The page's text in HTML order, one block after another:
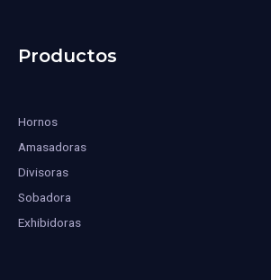
Productos
Hornos
Amasadoras
Divisoras
Sobadora
Exhibidoras